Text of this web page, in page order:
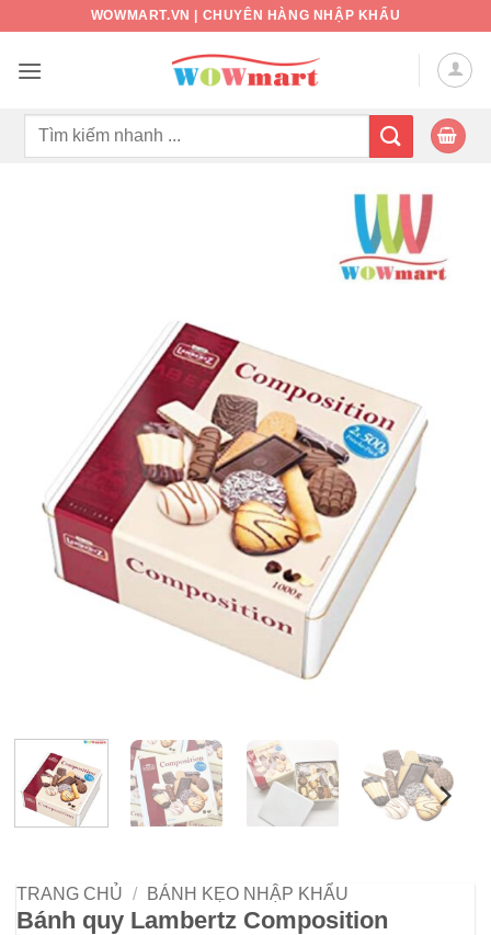
nội
WOWMART.VN | CHUYÊN HÀNG NHẬP KHẨU
Tìm
TRANG CHỦ / BÁNH KẸO NHẬP KHẨU
Bánh quy Lambertz Composition